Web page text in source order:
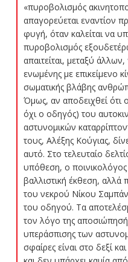
«πυροβολισμός
απαγορεύεται εναντίον
φυγή, όταν καλείται να
πυροβολισμός
απαιτείται, μεταξύ
ενωμένης με επικείμενο
σωματικής βλάβης
Όμως, αν αποδειχθεί ότι
όχι ο οδηγός) του
αστυνομικών
τους, Αλέξης Κούγιας,
αυτό. Στο τελευταίο
υπόθεση, ο
βαλλιστική έκθεση, αλλά
του νεκρού Νίκου
του οδηγού. Τα
τον λόγο της
υπεράσπισης των
σφαίρες είναι στο δεξί